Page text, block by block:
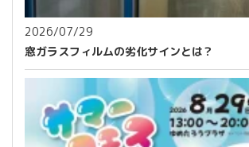
2026/07/29
窓ガラスフィルムの劣化サインとは？